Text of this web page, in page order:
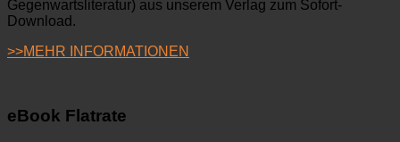
Gegenwartsliteratur) aus unserem Verlag zum Sofort-
Download.
>>MEHR INFORMATIONEN
eBook Flatrate